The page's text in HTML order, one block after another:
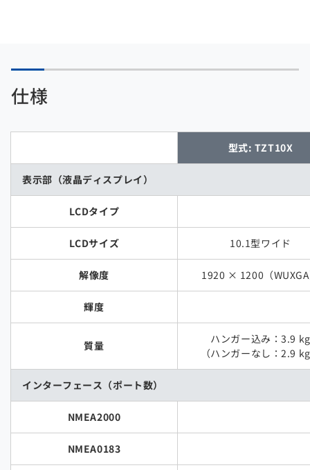
仕様
型式: TZT10X
表示部（液晶ディスプレイ）
LCDタイプ
LCDサイズ 10.1型ワイド
解像度 1920 × 1200（
輝度
質量
ハンガー込み：3.9 kg
（ハンガーなし：2.9
インターフェース（ポート数）
NMEA2000
NMEA0183